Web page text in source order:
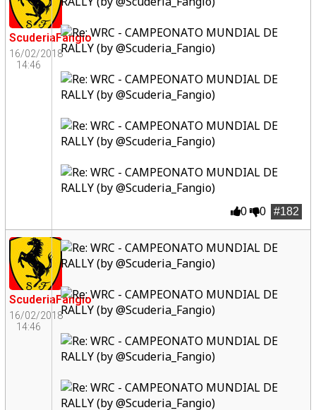
ScuderiaFangio
16/02/2018
14:46
#182
0 0
ScuderiaFangio
16/02/2018
14:46